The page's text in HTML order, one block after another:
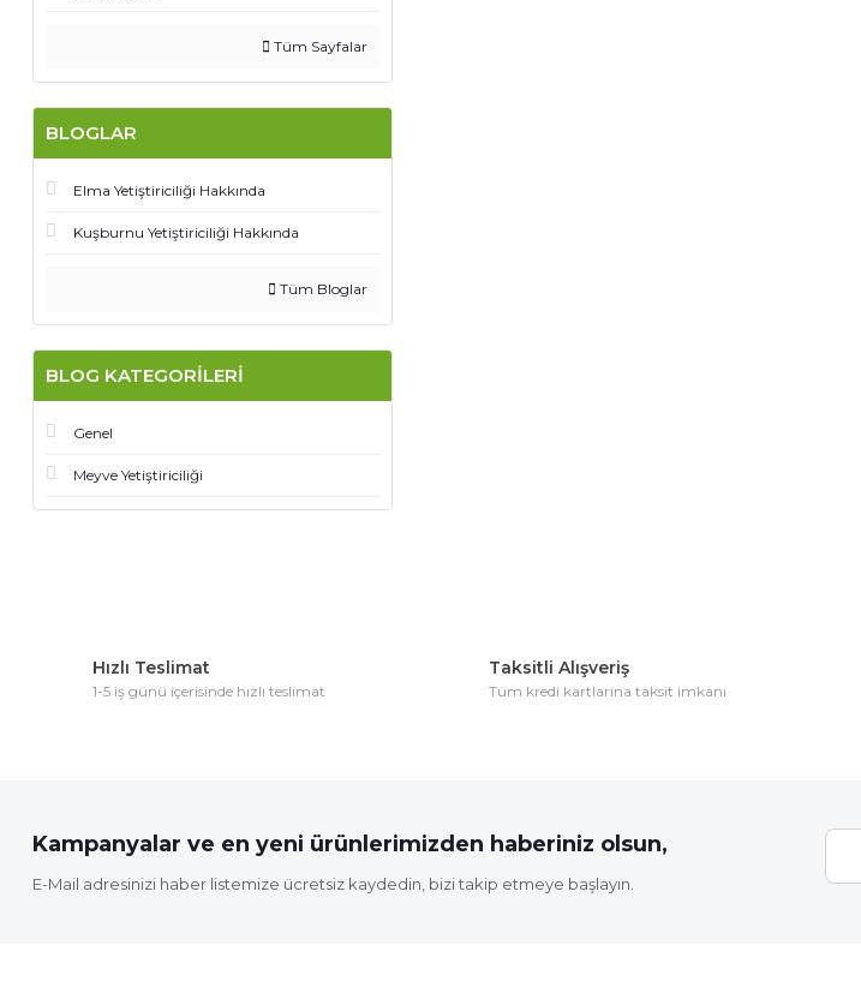
Tüm Sayfalar
BLOGLAR
Elma Yetiştiriciliği Hakkında
Kuşburnu Yetiştiriciliği Hakkında
Tüm Bloglar
BLOG KATEGORILERI
Genel
Meyve Yetiştiriciliği
Hızlı Teslimat
1-5 iş günü içerisinde hızlı teslimat
Taksitli Alışveriş
Tüm kredi kartlarına taksit imkanı
Kampanyalar ve en yeni ürünlerimizden haberiniz olsun,
E-Mail adresinizi haber listemize ücretsiz kaydedin, bizi takip etmeye başlayın.